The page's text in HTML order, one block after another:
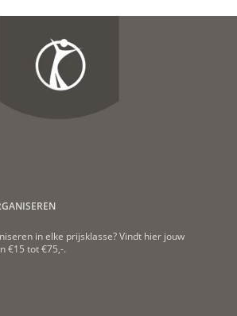
in elke prijsklasse? Vindt hier jouw
€15 tot €75,-.